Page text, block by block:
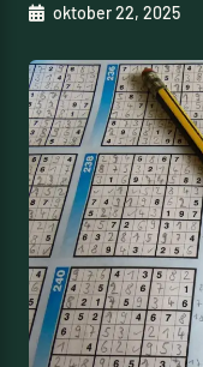
oktober 22, 2025